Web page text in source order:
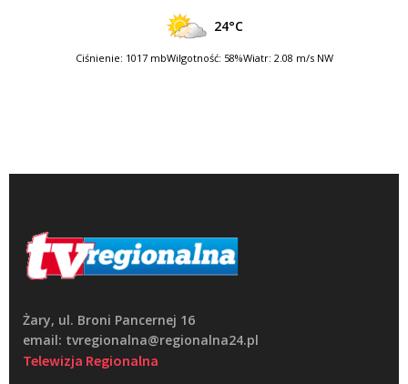
24°C
Ciśnienie: 1017 mbWilgotność: 58%Wiatr: 2.08 m/s NW
Żary, ul. Broni Pancernej 16
email: tvregionalna@regionalna24.pl
Telewizja Regionalna